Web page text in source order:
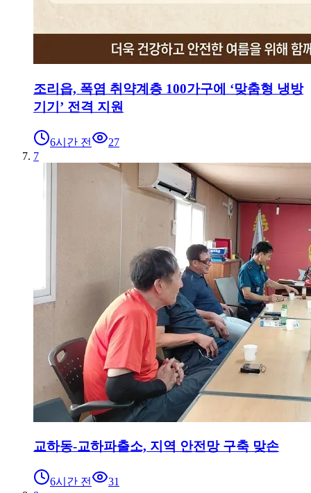
조리읍, 폭염 취약계층 100가구에 ‘맞춤형 냉방
기기’ 전격 지원
6시간 전
27
7
교하동-교하파출소, 지역 안전망 구축 맞손
6시간 전
31